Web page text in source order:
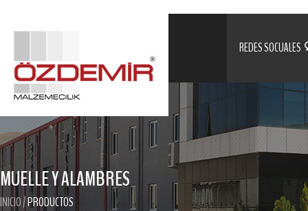
REDES SOCUALES
MUELLE Y ALAMBRES
INICIO/PRODUCTOS